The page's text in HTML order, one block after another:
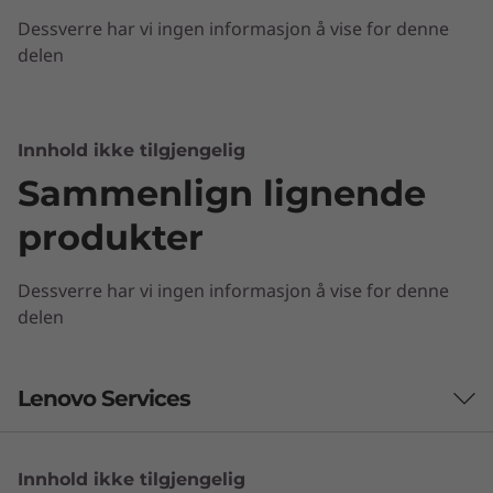
God ytelse i mange år fremover
takler enkelt alle daglige oppgaver. Du får en
Up 4 GB LPDDR3 memory
support for more
Design
Display Type
11.6” antiglare HD touchscreen display, with IPS
Dessverre har vi ingen informasjon å vise for denne
delen
Innhold ikke tilgjengelig
Sammenlign lignende
produkter
Dessverre har vi ingen informasjon å vise for denne
delen
Lenovo Services
Løft støtteopplevelsen din
Innhold ikke tilgjengelig